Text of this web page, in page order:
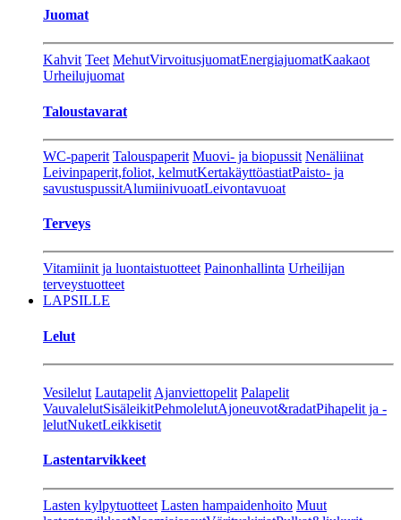
Juomat
Kahvit Teet MehutVirvoitusjuomatEnergiajuomatKaakaot
Urheilujuomat
Taloustavarat
WC-paperit Talouspaperit Muovi- ja biopussit Nenäliinat
Leivinpaperit,foliot, kelmutKertakäyttöastiatPaisto- ja
savustuspussitAlumiinivuoatLeivontavuoat
Terveys
Vitamiinit ja luontaistuotteet Painonhallinta Urheilijan
terveystuotteet
LAPSILLE
Lelut
Vesilelut Lautapelit Ajanviettopelit Palapelit
VauvalelutSisäleikitPehmolelutAjoneuvot&radatPihapelit ja -
lelutNuketLeikkisetit
Lastentarvikkeet
Lasten kylpytuotteet Lasten hampaidenhoito Muut